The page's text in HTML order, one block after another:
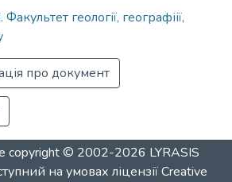
геології, географіії,
про документ
copyright © 2002-2026 LYRASIS
на умовах ліцензіїCreative